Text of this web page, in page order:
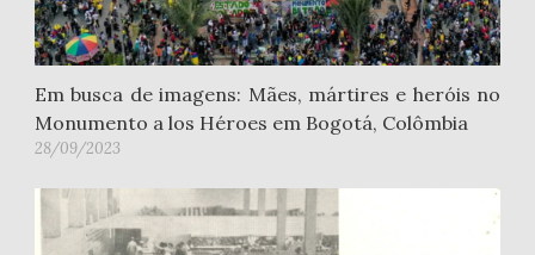
Em busca de imagens: Mães, mártires e heróis no
Monumento a los Héroes em Bogotá, Colômbia
28/09/2023